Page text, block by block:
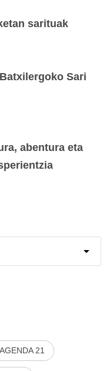
sarituak
Sari
abentura eta
AGENDA 21